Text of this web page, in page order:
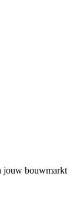
jouw bouwmarkt